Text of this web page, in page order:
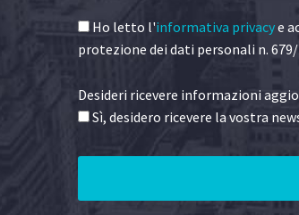
Ho letto l'informativa privacye
protezione dei dati personali n.
Desideri ricevere informazioni
Sì, desidero ricevere la vostra